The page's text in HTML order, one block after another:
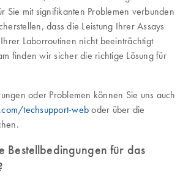
Sie mit signifikanten Problemen verbunden
dass die Leistung Ihrer Assays
Laborroutinen nicht beeinträchtigt
finden wir sicher die richtige Lösung für
oder Problemen können Sie uns auch
techsupport-web oder über die
Bestellbedingungen für das